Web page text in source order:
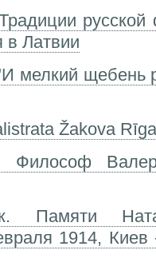
в Латвии
мелкий щебень
Žakova
Философ
Памяти
1914, Киев